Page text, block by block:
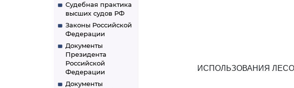
Судебная практика
высших судов РФ
Законы Российской
Федерации
Документы
Президента
Российской
Федерации
Документы
ИСПОЛЬЗОВАНИЯ